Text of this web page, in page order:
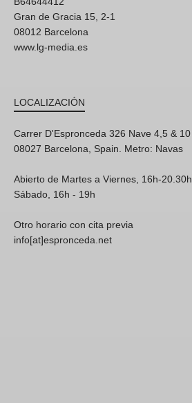
Gran de Gracia 15, 2-1
08012 Barcelona
www.lg-media.es
LOCALIZACIÓN
Carrer D'Espronceda 326 Nave 4,5 & 10
08027 Barcelona, Spain. Metro: Navas
Abierto de Martes a Viernes, 16h-20.30h
Sábado, 16h - 19h
Otro horario con cita previa
info[at]espronceda.net